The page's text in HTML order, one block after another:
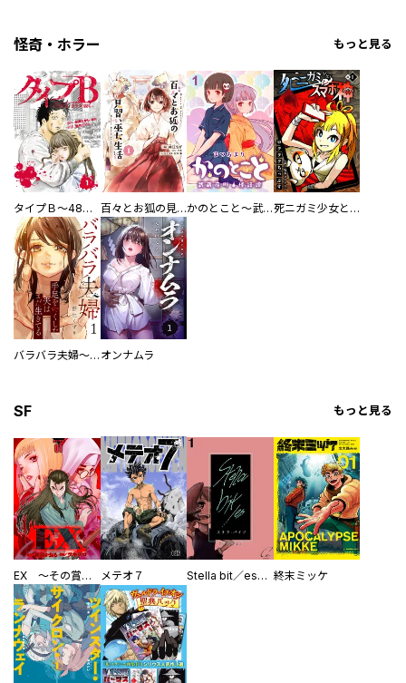
怪奇・ホラー もっと見る
タイプＢ～48時間後、致死率100％～【単話】 百々とお狐の見習い巫女生活【単行本版】 かのとこと～武蔵花町怪話譚～ 【連載版】 死ニガミ少女とスマホ神
バラバラ夫婦～手足をなくした夫はまだ生きてる オンナムラ
SF もっと見る
EX ～その賞金稼ぎは、世界の出口を探す～【単行本版】 メテオ７ Stella bit／es【単話版】 終末ミッケ